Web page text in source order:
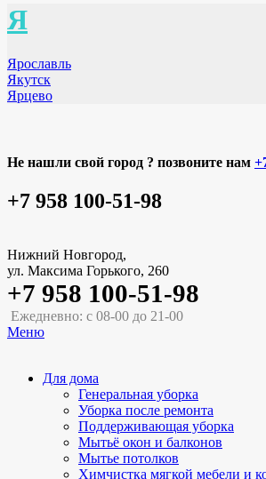
Я
Ярославль
Якутск
Ярцево
Не нашли свой город ? позвоните нам
+7 958 100-51-98
Нижний Новгород,
ул. Максима Горького, 260
+7 958 100-51-98
Ежедневно: с 08-00 до 21-00
Меню
Для дома
Генеральная уборка
Уборка после ремонта
Поддерживающая уборка
Мытьё окон и балконов
Мытье потолков
Химчистка мягкой мебели и